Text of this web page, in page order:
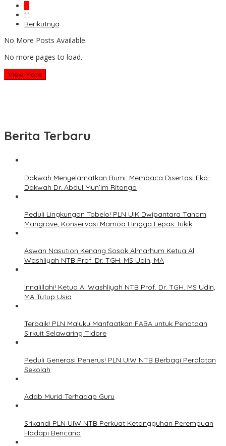
…
11
Berikutnya
No More Posts Available.
No more pages to load.
View More
Berita Terbaru
Dakwah Menyelamatkan Bumi: Membaca Disertasi Eko-
Dakwah Dr. Abdul Mun’im Ritonga
Peduli Lingkungan Tobelo! PLN UIK Dwipantara Tanam
Mangrove, Konservasi Mamoa Hingga Lepas Tukik
Aswan Nasution Kenang Sosok Almarhum Ketua Al
Washliyah NTB Prof. Dr. TGH. MS Udin, MA
Innalillahi! Ketua Al Washliyah NTB Prof. Dr. TGH. MS Udin,
MA Tutup Usia
Terbaik! PLN Maluku Manfaatkan FABA untuk Penataan
Sirkuit Selawaring Tidore
Peduli Generasi Penerus! PLN UIW NTB Berbagi Peralatan
Sekolah
Adab Murid Terhadap Guru
Srikandi PLN UIW NTB Perkuat Ketangguhan Perempuan
Hadapi Bencana